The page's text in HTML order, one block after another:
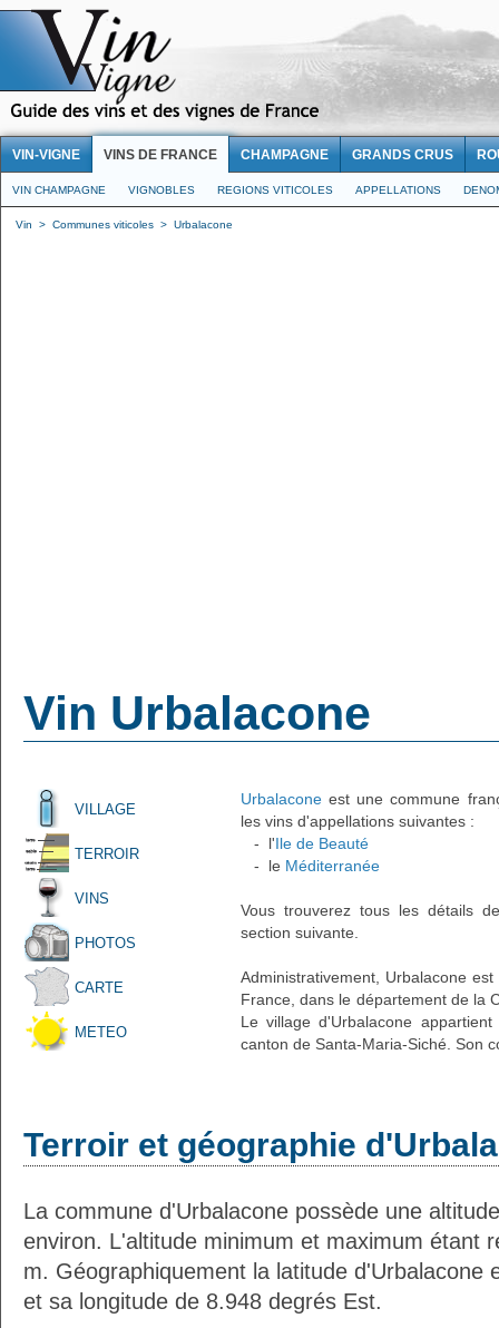
VIN-VIGNE VINS DE FRANCE CHAMPAGNE GRANDS CRUS
VIN CHAMPAGNE VIGNOBLES REGIONS VITICOLES APPELLATIONS
Vin > Communes viticoles > Urbalacone
Vin Urbalacone
VILLAGE
TERROIR
VINS
PHOTOS
CARTE
METEO
Urbalacone est une commune
les vins d'appellations suivantes :
- l'Ile de Beauté
- le Méditerranée
Vous trouverez tous les détails
section suivante.
Administrativement, Urbalacone
France, dans le département de la
Le village d'Urbalacone
canton de Santa-Maria-Siché. Son
Terroir et géographie
La commune d'Urbalacone possède une
environ. L'altitude minimum et maximum étant
m. Géographiquement la latitude d'Urbalacone
et sa longitude de 8.948 degrés Est.